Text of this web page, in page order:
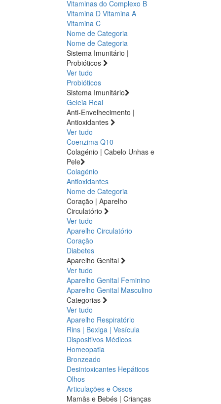
Vitaminas do Complexo B
Vitamina D Vitamina A
Vitamina C
Nome de Categoria
Nome de Categoria
Sistema Imunitário |
Probióticos
Ver tudo
Probióticos
Sistema Imunitário
Geleia Real
Anti-Envelhecimento |
Antioxidantes
Ver tudo
Coenzima Q10
Colagénio | Cabelo Unhas e
Pele
Colagénio
Antioxidantes
Nome de Categoria
Coração | Aparelho
Circulatório
Ver tudo
Aparelho Circulatório
Coração
Diabetes
Aparelho Genital
Ver tudo
Aparelho Genital Feminino
Aparelho Genital Masculino
Categorias
Ver tudo
Aparelho Respiratório
Rins | Bexiga | Vesícula
Dispositivos Médicos
Homeopatia
Bronzeado
Desintoxicantes Hepáticos
Olhos
Articulações e Ossos
Mamãs e Bebés | Crianças